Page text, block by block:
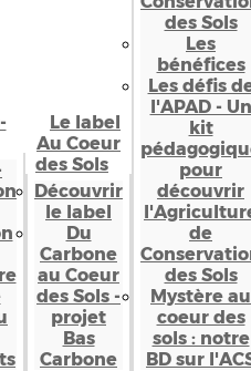
Le label
Au Coeur
des Sols
Découvrir
le label
Du
Carbone
au Coeur
des Sols -
projet
Bas
Carbone
des Sols
Les
bénéfices
Les défis
l'APAD - Un
kit
pour
découvrir
de
des Sols
Mystère au
coeur des
sols : notre
BD sur